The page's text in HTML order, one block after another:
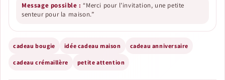
Message possible : “Merci pour l’invitation, une petite
senteur pour la maison.”
cadeau bougie idée cadeau maison cadeau anniversaire
cadeau crémaillère petite attention